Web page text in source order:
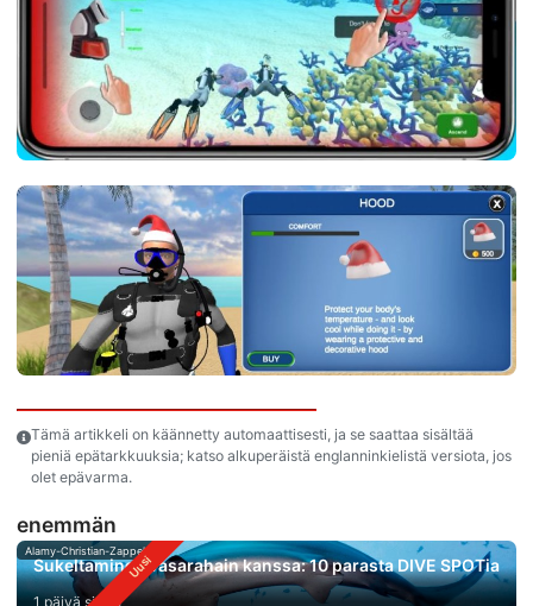
Tämä artikkeli on käännetty automaattisesti, ja se saattaa sisältää
pieniä epätarkkuuksia; katso alkuperäistä englanninkielistä versiota, jos
olet epävarma.
enemmän
Alamy-Christian-Zappel
Sukeltaminen vasarahain kanssa: 10 parasta DIVE SPOTia
1 päivä sitten